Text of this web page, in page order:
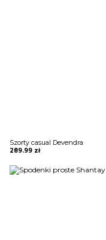
Szorty casual Devendra
289.99 zł